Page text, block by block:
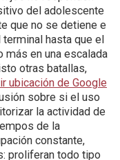
del adolescente
que no se detiene e
hasta que el
más en una escalada
otras batallas,
ubicación de Google
sobre si el uso
la actividad de
de la
constante,
proliferan todo tipo